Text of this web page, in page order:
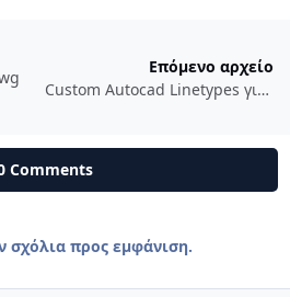
Επόμενο αρχείο
Custom Autocad Linetypes για τοπογραφικά διαγράμματα
Comments
σχόλια προς εμφάνιση.